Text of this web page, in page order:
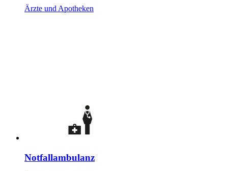
Ärzte und Apotheken
Notfallambulanz